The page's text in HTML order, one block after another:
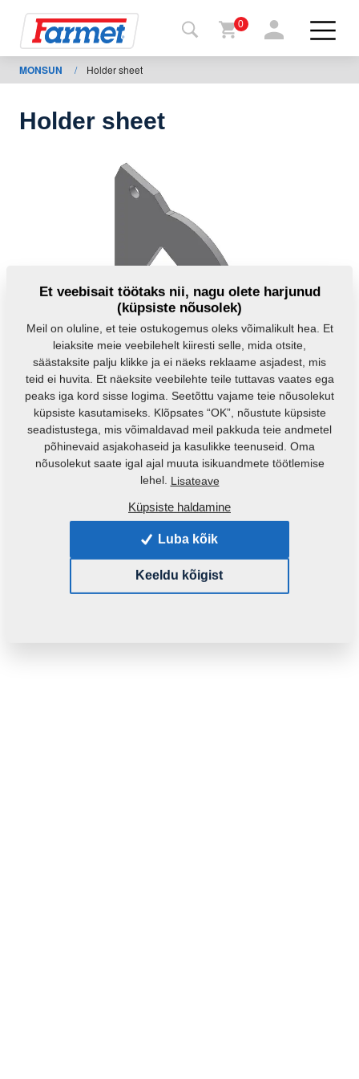
Farmeti
Allalaadimiseks
0
MONSUN / Holder sheet
Holder sheet
m81230104-235
See varuosa sobib ka järgmistele masinatele:
0,1600 Kg
Et veebisait töötaks nii, nagu olete harjunud
(küpsiste nõusolek)
Meil on oluline, et teie ostukogemus oleks võimalikult hea. Et
leiaksite meie veebilehelt kiiresti selle, mida otsite,
säästaksite palju klikke ja ei näeks reklaame asjadest, mis
teid ei huvita. Et näeksite veebilehte teile tuttavas vaates ega
peaks iga kord sisse logima. Seetõttu vajame teie nõusolekut
küpsiste kasutamiseks. Klõpsates “OK”, nõustute küpsiste
seadistustega, mis võimaldavad meil pakkuda teie andmetel
põhinevaid asjakohaseid ja kasulikke teenuseid. Oma
nõusolekut saate igal ajal muuta isikuandmete töötlemise
lehel. Lisateave
Küpsiste haldamine
Luba kõik
Keeldu kõigist